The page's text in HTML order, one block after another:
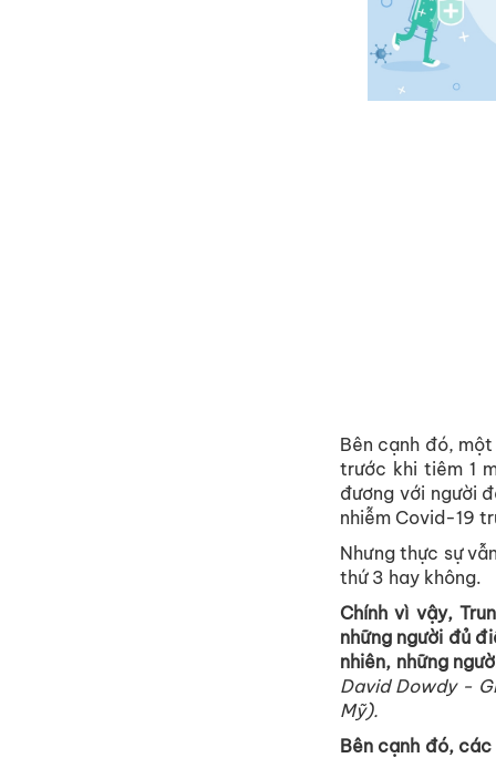
Bên cạnh đó,
trước khi tiêm 1
đương với người
nhiễm Covid-19
Nhưng thực sự
thứ 3 hay không.
Chính vì vậy,
những người đủ
nhiên, những
David Dowdy -
Mỹ).
Bên cạnh đó,